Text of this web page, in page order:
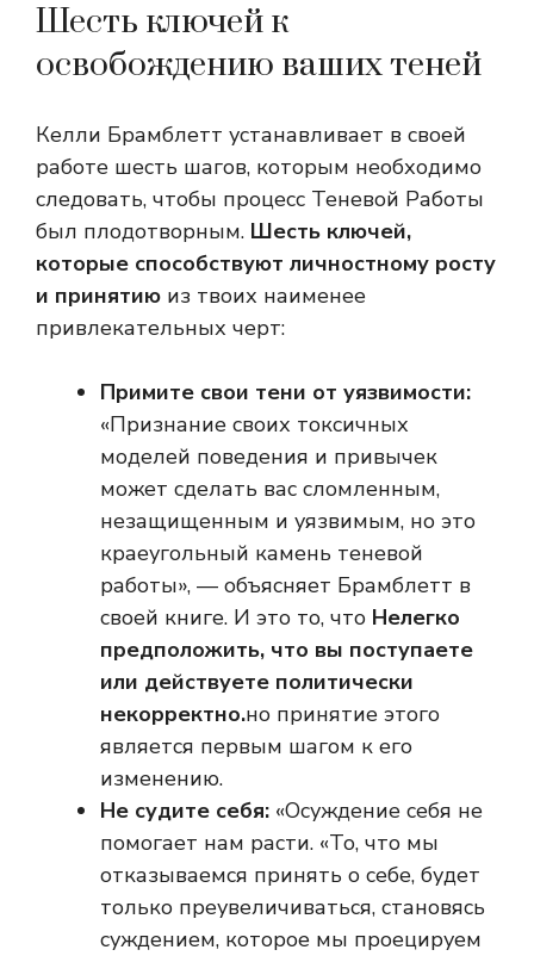
Шесть ключей к
освобождению ваших теней
Келли Брамблетт устанавливает в своей
работе шесть шагов, которым необходимо
следовать, чтобы процесс Теневой Работы
был плодотворным. Шесть ключей,
которые способствуют личностному росту
и принятию из твоих наименее
привлекательных черт:
Примите свои тени от уязвимости:
«Признание своих токсичных
моделей поведения и привычек
может сделать вас сломленным,
незащищенным и уязвимым, но это
краеугольный камень теневой
работы», — объясняет Брамблетт в
своей книге. И это то, что Нелегко
предположить, что вы поступаете
или действуете политически
некорректно.но принятие этого
является первым шагом к его
изменению.
Не судите себя: «Осуждение себя не
помогает нам расти. «То, что мы
отказываемся принять о себе, будет
только преувеличиваться, становясь
суждением, которое мы проецируем